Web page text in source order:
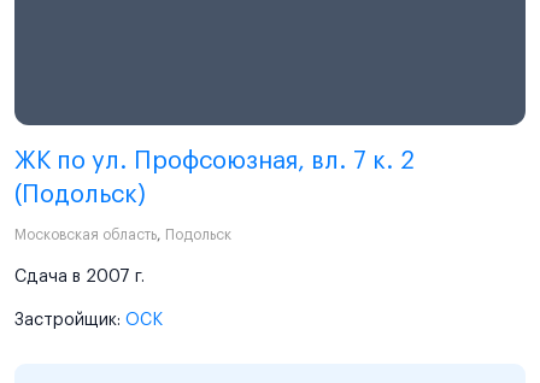
ЖК по ул. Профсоюзная, вл. 7 к. 2
(Подольск)
Московская область, Подольск
Сдача в 2007 г.
Застройщик: ОСК